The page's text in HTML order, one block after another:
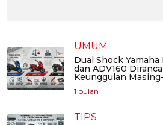
UMUM
Dual Shock Yamaha
dan ADV160
Keunggulan
1 bulan
TIPS